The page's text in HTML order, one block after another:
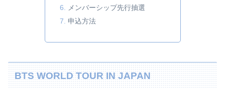
メンバーシップ先行抽選
申込方法
BTS WORLD TOUR IN JAPAN